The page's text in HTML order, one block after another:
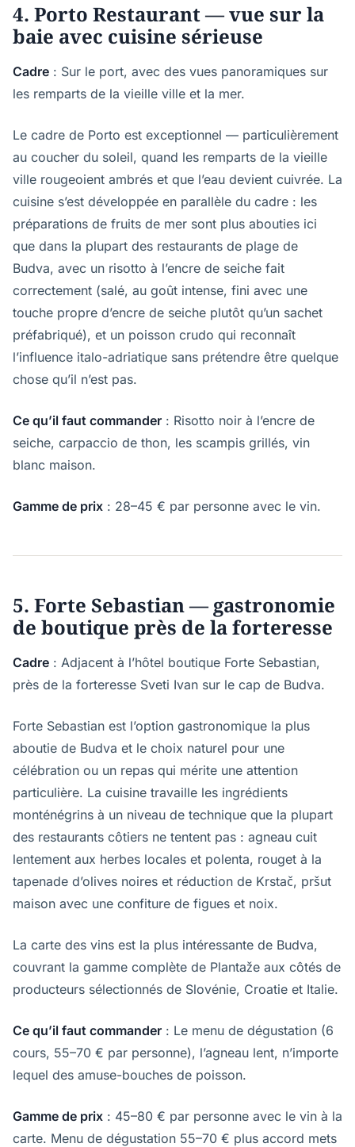
4. Porto Restaurant — vue sur la
baie avec cuisine sérieuse
Cadre : Sur le port, avec des vues panoramiques sur
les remparts de la vieille ville et la mer.
Le cadre de Porto est exceptionnel — particulièrement
au coucher du soleil, quand les remparts de la vieille
ville rougeoient ambrés et que l’eau devient cuivrée. La
cuisine s’est développée en parallèle du cadre : les
préparations de fruits de mer sont plus abouties ici
que dans la plupart des restaurants de plage de
Budva, avec un risotto à l’encre de seiche fait
correctement (salé, au goût intense, fini avec une
touche propre d’encre de seiche plutôt qu’un sachet
préfabriqué), et un poisson crudo qui reconnaît
l’influence italo-adriatique sans prétendre être quelque
chose qu’il n’est pas.
Ce qu’il faut commander : Risotto noir à l’encre de
seiche, carpaccio de thon, les scampis grillés, vin
blanc maison.
Gamme de prix : 28–45 € par personne avec le vin.
5. Forte Sebastian — gastronomie
de boutique près de la forteresse
Cadre : Adjacent à l’hôtel boutique Forte Sebastian,
près de la forteresse Sveti Ivan sur le cap de Budva.
Forte Sebastian est l’option gastronomique la plus
aboutie de Budva et le choix naturel pour une
célébration ou un repas qui mérite une attention
particulière. La cuisine travaille les ingrédients
monténégrins à un niveau de technique que la plupart
des restaurants côtiers ne tentent pas : agneau cuit
lentement aux herbes locales et polenta, rouget à la
tapenade d’olives noires et réduction de Krstač, pršut
maison avec une confiture de figues et noix.
La carte des vins est la plus intéressante de Budva,
couvrant la gamme complète de Plantaže aux côtés de
producteurs sélectionnés de Slovénie, Croatie et Italie.
Ce qu’il faut commander : Le menu de dégustation (6
cours, 55–70 € par personne), l’agneau lent, n’importe
lequel des amuse-bouches de poisson.
Gamme de prix : 45–80 € par personne avec le vin à la
carte. Menu de dégustation 55–70 € plus accord mets